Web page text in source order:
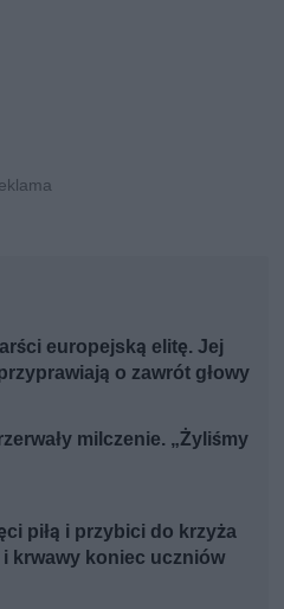
europejską elitę. Jej
o zawrót głowy
milczenie. „Żyliśmy
piłą i przybici do krzyża
i krwawy koniec uczniów